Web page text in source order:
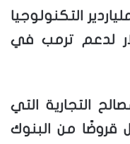
التكنولوجيا
دولار لدعم ترمب في
التجارية التي
قروضًا من البنوك